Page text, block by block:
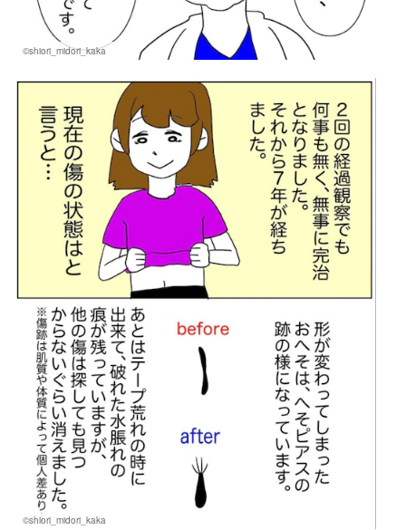
©shiori_midori_kaka
©shiori_midori_kaka